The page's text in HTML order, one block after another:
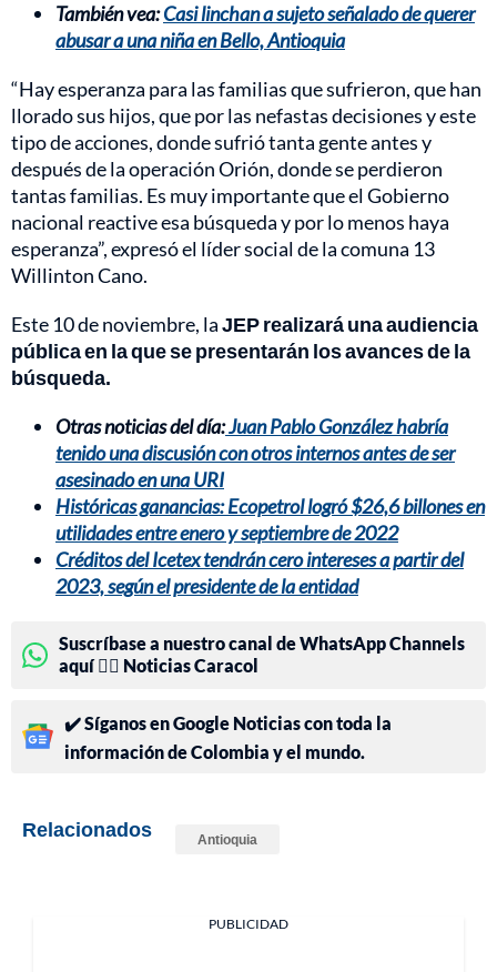
También vea:Casi linchan a sujeto señalado de querer
abusar a una niña en Bello, Antioquia
“Hay esperanza para las familias que sufrieron, que han
llorado sus hijos, que por las nefastas decisiones y este
tipo de acciones, donde sufrió tanta gente antes y
después de la operación Orión, donde se perdieron
tantas familias. Es muy importante que el Gobierno
nacional reactive esa búsqueda y por lo menos haya
esperanza”, expresó el líder social de la comuna 13
Willinton Cano.
Este 10 de noviembre, laJEP realizará una audiencia
pública en la que se presentarán los avances de la
búsqueda.
Otras noticias del día:Juan Pablo González habría
tenido una discusión con otros internos antes de ser
asesinado en una URI
Históricas ganancias: Ecopetrol logró $26,6 billones en
utilidades entre enero y septiembre de 2022
Créditos del Icetex tendrán cero intereses a partir del
2023, según el presidente de la entidad
Suscríbase a nuestro canal de WhatsApp Channels
aquí 👉🏻 Noticias Caracol
✔️ Síganos en Google Noticias con toda la
información de Colombia y el mundo.
Relacionados Antioquia
PUBLICIDAD